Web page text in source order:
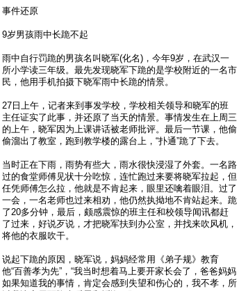
事件还原
9岁男孩雨中长跪不起
雨中自行罚跪的男孩名叫晓军(化名)，今年9岁，在武汉一
所小学读三年级。最先发现晓军下跪的是学校附近的一名市
民，他用手机拍摄下晓军雨中长跪的情景。
27日上午，记者来到事发学校，学校相关领导和晓军的班
主任证实了此事，并还原了当天的情景。事情发生在上周三
的上午，晓军因为上课讲话被老师批评。最后一节课，他偷
偷溜出了教室，跑到教学楼的露台上，“扑通”跪了下去。
当时正在下雨，雨势有些大，雨水很快浸湿了外套。一名路
过的食堂师傅见状十分吃惊，连忙跑过来要将晓军拉起，但
任凭师傅怎么拉，他就是不肯起来，眼里还噙着眼泪。过了
一会，一名老师也过来相劝，他仍然执拗地不肯站起来。跪
了20多分钟，最后，颇感震惊的班主任和校领导闻讯都赶
了过来，好说歹说，才把晓军扶到办公室，并找来吹风机，
将他的衣服吹干。
说起下跪的原因，晓军说，妈妈经常用《弟子规》教育
他“百善孝为先”，“我当时想着马上要开家长会了，爸爸妈妈
如果知道我的事情，肯定会感到失望和伤心的，我不孝，所